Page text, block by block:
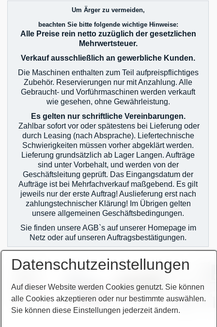
Diverses
Maschinenankauf
Videos
Service
Wir über uns
06103-9744-0
Email
English
Um Ärger zu vermeiden,
beachten Sie bitte folgende wichtige Hinweise:
Alle Preise rein netto zuzüglich der gesetzlichen
Mehrwertsteuer.
Verkauf ausschließlich an gewerbliche Kunden.
Die Maschinen enthalten zum Teil aufpreispflichtiges
Zubehör. Reservierungen nur mit Anzahlung. Alle
Gebraucht- und Vorführmaschinen werden verkauft
wie gesehen, ohne Gewährleistung.
Es gelten nur schriftliche Vereinbarungen.
Zahlbar sofort vor oder spätestens bei Lieferung oder
durch Leasing (nach Absprache). Liefertechnische
Schwierigkeiten müssen vorher abgeklärt werden.
Lieferung grundsätzlich ab Lager Langen. Aufträge
sind unter Vorbehalt, und werden von der
Geschäftsleitung geprüft. Das Eingangsdatum der
Aufträge ist bei Mehrfachverkauf maßgebend. Es gilt
jeweils nur der erste Auftrag! Auslieferung erst nach
zahlungstechnischer Klärung! Im Übrigen gelten
unsere allgemeinen Geschäftsbedingungen.
Sie finden unsere AGB`s auf unserer Homepage im
Netz oder auf unseren Auftragsbestätigungen.
Datenschutzeinstellungen
Auf dieser Website werden Cookies genutzt. Sie können
alle Cookies akzeptieren oder nur bestimmte auswählen.
Sie können diese Einstellungen jederzeit ändern.